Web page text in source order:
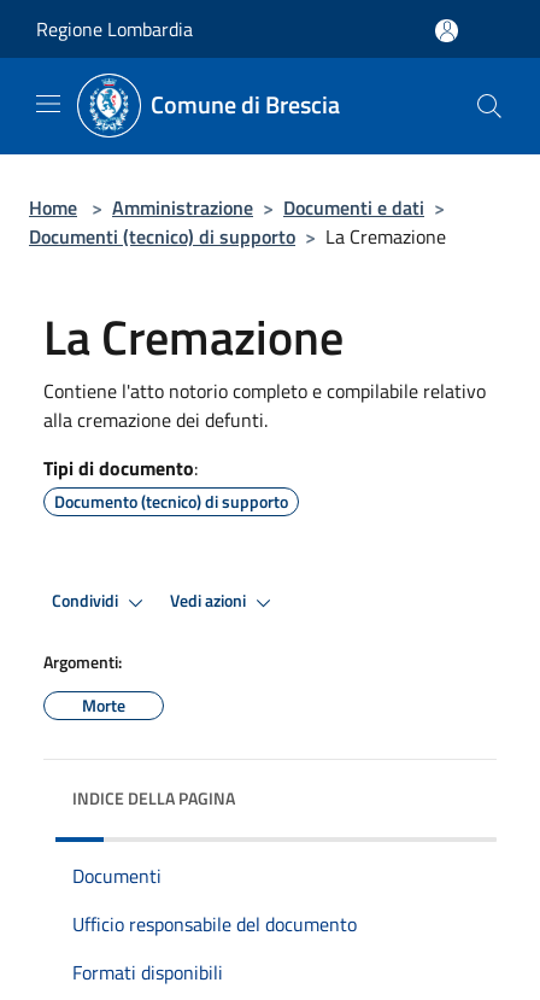
Regione Lombardia
Comune di Brescia
Home > Amministrazione > Documenti e dati >
Documenti (tecnico) di supporto > La Cremazione
La Cremazione
Contiene l'atto notorio completo e compilabile relativo
alla cremazione dei defunti.
Tipi di documento:
Documento (tecnico) di supporto
Condividi Vedi azioni
Argomenti:
Morte
INDICE DELLA PAGINA
Documenti
Ufficio responsabile del documento
Formati disponibili